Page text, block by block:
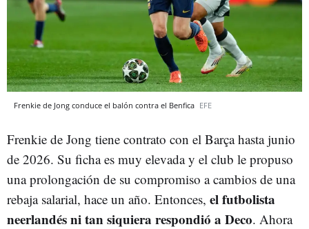
Frenkie de Jong conduce el balón contra el Benfica EFE
Frenkie de Jong tiene contrato con el Barça hasta junio
de 2026. Su ficha es muy elevada y el club le propuso
una prolongación de su compromiso a cambios de una
rebaja salarial, hace un año. Entonces, el futbolista
neerlandés ni tan siquiera respondió a Deco. Ahora